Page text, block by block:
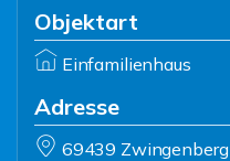
Objektart
Einfamilienhaus
Adresse
69439 Zwingenberg